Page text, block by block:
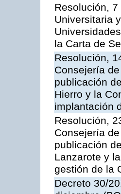
Resolución,
Universitaria
la Carta de
Resolución,
Consejería
publicación
Hierro y la
implantación
Resolución,
Consejería
publicación
Lanzarote y
gestión de la
Decreto 30/